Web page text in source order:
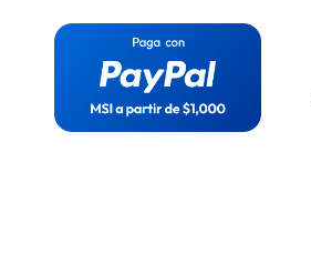
Skullcandy
Sony
Mobo